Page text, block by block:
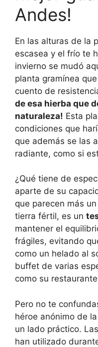
Andes!
En las alturas de la
escasea y el frío te
invierno se mudó
planta gramínea
cuento de
de esa hierba que
naturaleza! Esta
condiciones que
que además se las
radiante, como si
¿Qué tiene de
aparte de su
que parecen más
tierra fértil, es un
mantener el
frágiles, evitando
como un helado al
buffet de varias
como su
Pero no te
héroe anónimo de
un lado práctico.
han utilizado